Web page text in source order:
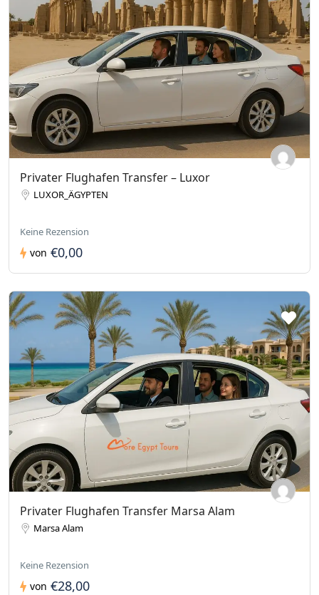
Privater Flughafen Transfer – Luxor
LUXOR_ÄGYPTEN
Keine Rezension
von €0,00
Privater Flughafen Transfer Marsa Alam
Marsa Alam
Keine Rezension
von €28,00